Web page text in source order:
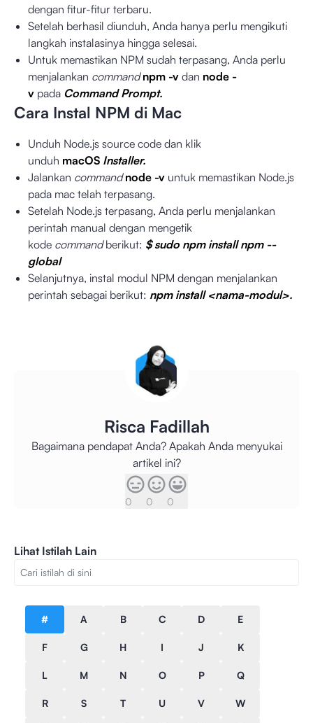
dengan fitur-fitur terbaru.
Setelah berhasil diunduh, Anda hanya perlu mengikuti
langkah instalasinya hingga selesai.
Untuk memastikan NPM sudah terpasang, Anda perlu
menjalankan commandnpm -v dan node -
v pada Command Prompt.
Cara Instal NPM di Mac
Unduh Node.js source code dan klik
unduh macOS Installer.
Jalankan commandnode -v untuk memastikan Node.js
pada mac telah terpasang.
Setelah Node.js terpasang, Anda perlu menjalankan
perintah manual dengan mengetik
kode commandberikut: $ sudo npm install npm --
global
Selanjutnya, instal modul NPM dengan menjalankan
perintah sebagai berikut: npm install <nama-modul>.
Risca Fadillah
Bagaimana pendapat Anda? Apakah Anda menyukai
artikel ini?
0 0 0
Lihat Istilah Lain
# A B C D E
F G H I J K
L M N O P Q
R S T U V W